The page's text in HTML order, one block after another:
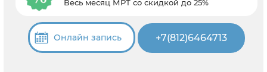
Весь месяц МРТ со скидкой до 25%
Онлайн запись +7(812)6464713